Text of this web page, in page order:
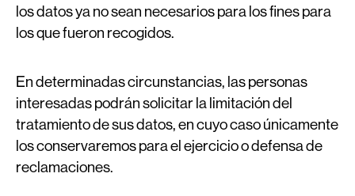
los datos ya no sean necesarios para los fines para
los que fueron recogidos.
En determinadas circunstancias, las personas
interesadas podrán solicitar la limitación del
tratamiento de sus datos, en cuyo caso únicamente
los conservaremos para el ejercicio o defensa de
reclamaciones.